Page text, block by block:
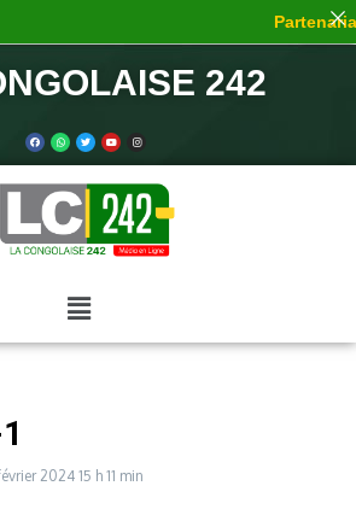
242
202415 h 11 min